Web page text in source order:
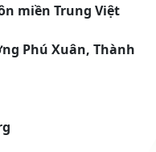
miền Trung Việt
Phú Xuân, Thành